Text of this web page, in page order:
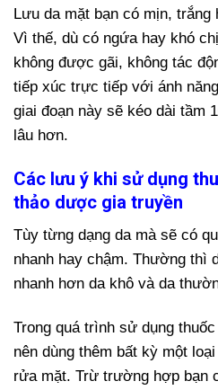
Lưu da mặt bạn có mịn, trắng
Vì thế, dù có ngứa hay khó
không được gãi, không tác
tiếp xúc trực tiếp với ánh
giai đoạn này sẽ kéo dài tầm
lâu hơn.
Các lưu ý khi sử dụng
thảo dược gia truyền
Tùy từng dạng da mà sẽ có
nhanh hay chậm. Thường thì
nhanh hơn da khô và da
Trong quá trình sử dụng
nên dùng thêm bất kỳ một
rửa mặt. Trừ trường hợp bạn